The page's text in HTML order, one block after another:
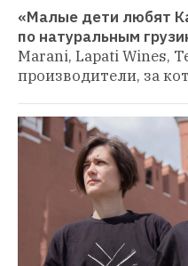
«Малые дети любят
по натуральным
Marani, Lapati Wines,
производители, за